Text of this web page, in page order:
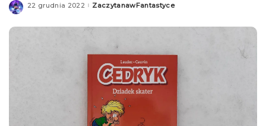
22 grudnia 2022Posted
ZaczytanawFantastyce